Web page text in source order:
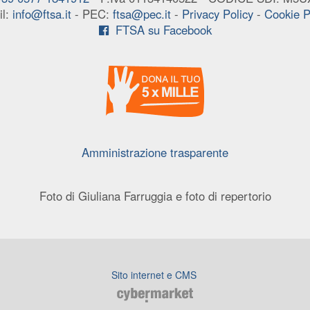
info@ftsa.it - PEC: ftsa@pec.it - Privacy Policy - Cookie
FTSA su Facebook
Amministrazione trasparente
Foto di Giuliana Farruggia e foto di repertorio
Sito internet e CMS